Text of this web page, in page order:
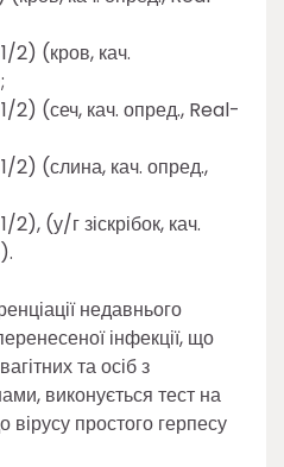
2) (кров, кач.
2) (сеч, кач. опред., Real-
2) (слина, кач. опред.,
(у/г зіскрібок, кач.
недавнього
інфекції, що
та осіб з
виконується тест на
вірусу простого герпесу